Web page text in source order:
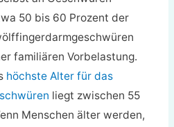
50 bis 60 Prozent der
familiären Vorbelastung.
höchste Alter für das
liegt zwischen 55
Menschen älter werden,